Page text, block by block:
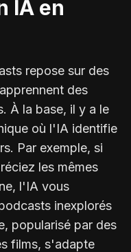
IA en
repose sur des
des
À la base, il y a le
où l'IA identifie
Par exemple, si
les mêmes
l'IA vous
inexplorés
popularisé par des
films, s'adapte